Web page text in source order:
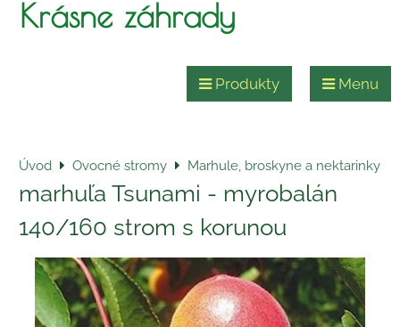
Krásne záhrady
Produkty Menu
Úvod Ovocné stromy Marhule, broskyne a nektarinky
marhuľa Tsunami - myrobalán
140/160 strom s korunou